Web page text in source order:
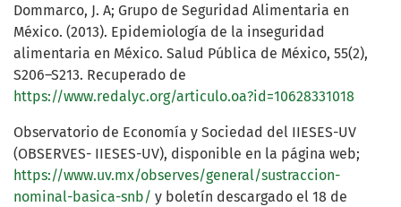
Dommarco, J. A; Grupo de Seguridad Alimentaria en
México. (2013). Epidemiología de la inseguridad
alimentaria en México. Salud Pública de México, 55(2),
S206–S213. Recuperado de
https://www.redalyc.org/articulo.oa?id=10628331018
Observatorio de Economía y Sociedad del IIESES-UV
(OBSERVES- IIESES-UV), disponible en la página web;
https://www.uv.mx/observes/general/sustraccion-
nominal-basica-snb/ y boletín descargado el 18 de